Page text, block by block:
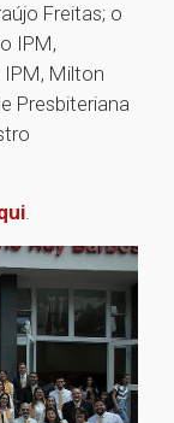
Freitas; o
IPM,
IPM, Milton
Presbiteriana
.